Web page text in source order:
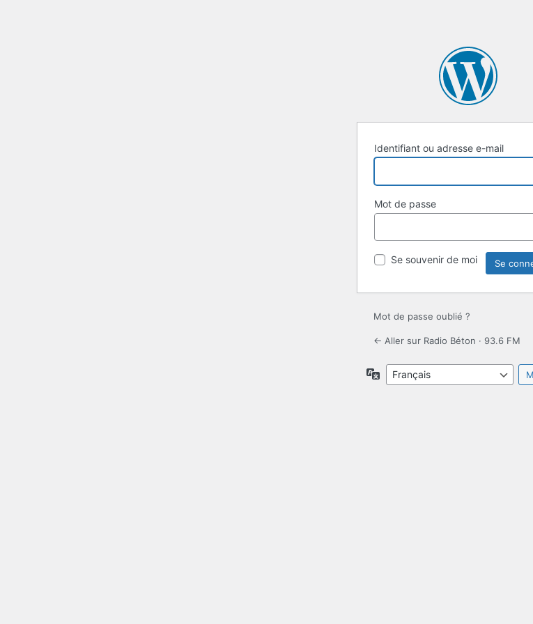
Identifiant ou adresse e-mail
Mot de passe
Se souvenir de moi
Mot de passe oublié ?
← Aller sur Radio Béton · 93.6 FM
Langue